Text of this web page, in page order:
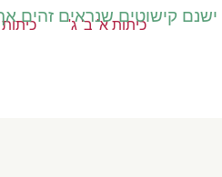
ישנם קישוטים שנראים זהים
כיתות א' ב' ג'